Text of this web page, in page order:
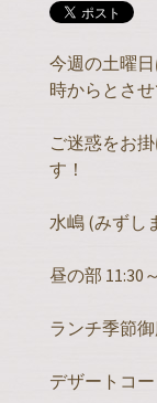
今週の土曜
時からとさせ
ご迷惑をお
す！
水嶋 (みずし
昼の部 11:30
ランチ季節
デザートコ